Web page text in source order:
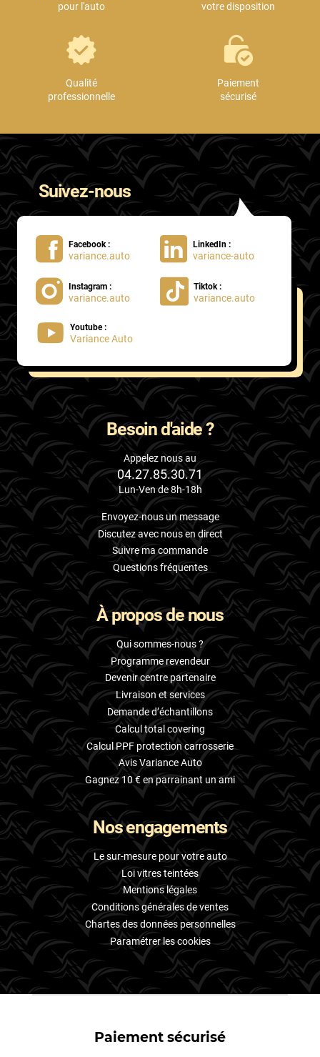
pour l'auto
votre disposition
Qualité
professionnelle
Paiement
sécurisé
Suivez-nous
Facebook :
variance.auto
LinkedIn :
variance-auto
Instagram :
variance.auto
Tiktok :
variance.auto
Youtube :
Variance Auto
Besoin d'aide ?
Appelez nous au
04.27.85.30.71
Lun-Ven de 8h-18h
Envoyez-nous un message
Discutez avec nous en direct
Suivre ma commande
Questions fréquentes
À propos de nous
Qui sommes-nous ?
Programme revendeur
Devenir centre partenaire
Livraison et services
Demande d’échantillons
Calcul total covering
Calcul PPF protection carrosserie
Avis Variance Auto
Gagnez 10 € en parrainant un ami
Nos engagements
Le sur-mesure pour votre auto
Loi vitres teintées
Mentions légales
Conditions générales de ventes
Chartes des données personnelles
Paramétrer les cookies
Paiement sécurisé